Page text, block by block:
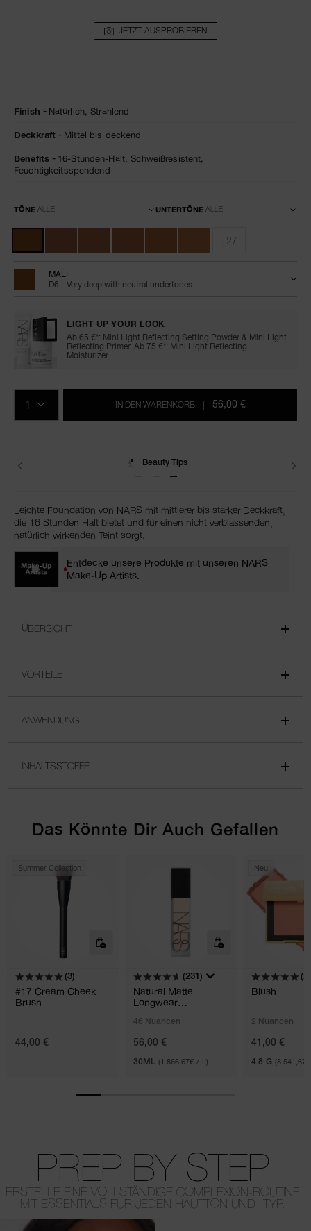
JETZT AUSPROBIEREN
natural-
longwear-
0607845066323
Finish Natürlich,Strahlend
Deckkraft Mittel bis deckend
Benefits 16-Stunden-Halt,Schweißresistent,
Feuchtigkeitsspendend
Variationen
TÖNE UNTERTÖNE
+27
MALI
D6 - Very deep with neutral undertones
LIGHT UP YOUR LOOK
Ab 65 €*: Mini Light Reflecting Setting Powder & Mini Light
Reflecting Primer. Ab 75 €*: Mini Light Reflecting
Moisturizer
den
Warenkorb-
Aktionen
MENGE
IN DEN WARENKORB 56,00 €
Lieferungen
Leichte Foundation von NARS mit mittlerer bis starker Deckkraft,
die 16 Stunden Halt bietet und für einen nicht verblassenden,
natürlich wirkenden Teint sorgt.
Entdecke unsere Produkte mit unseren NARS
Make-Up Artists.
ÜBERSICHT
VORTEILE
ANWENDUNG
INHALTSSTOFFE
Das Könnte Dir Auch Gefallen
Summer Collection
(3)
#17 Cream Cheek
Brush
44,00 €
(231)
Natural Matte
Longwear
46 Nuancen
56,00 €
30ML (1.866,67€ / L)
Neu
(2)
Blush
2 Nuancen
41,00 €
4.8 G
PREP BY STEP
ERSTELLE EINE VOLLSTÄNDIGE COMPLEXION-ROUTINE
MIT ESSENTIALS FÜR JEDEN HAUTTON UND -TYP.